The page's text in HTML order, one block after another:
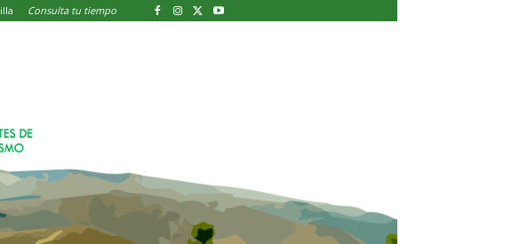
Consulta tu tiempo